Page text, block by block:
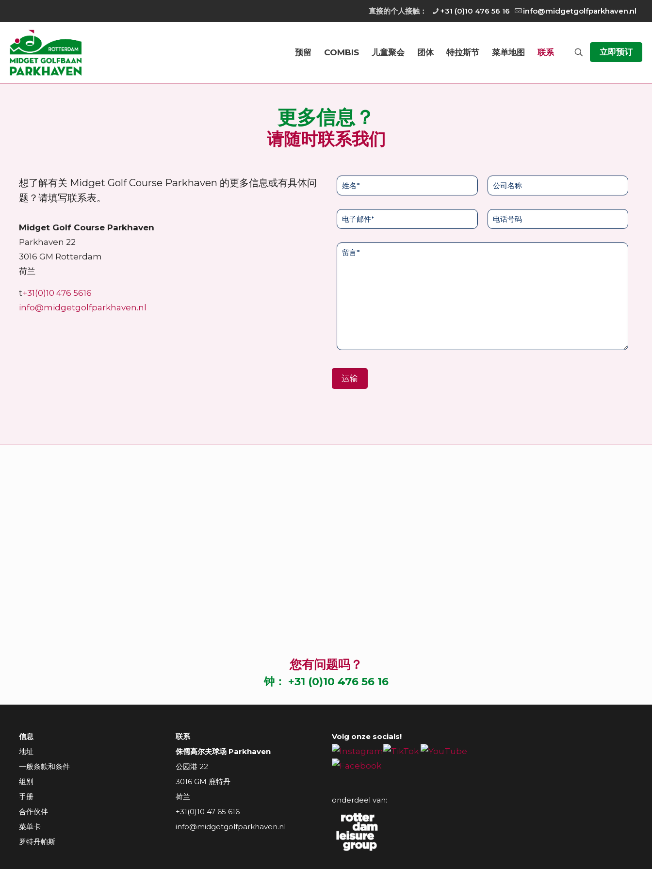
直接的个人接触： +31 (0)10 476 56 16 info@midgetgolfparkhaven.nl
预留 COMBIS 儿童聚会 团体 特拉斯节 菜单地图 联系 立即预订
更多信息？
请随时联系我们
想了解有关 Midget Golf Course Parkhaven 的更多信息或有具体问
题？请填写联系表。
Midget Golf Course Parkhaven
Parkhaven 22
3016 GM Rotterdam
荷兰
t+31(0)10 476 5616
info@midgetgolfparkhaven.nl
您有问题吗？
钟： +31 (0)10 476 56 16
信息
地址
一般条款和条件
组别
手册
合作伙伴
菜单卡
罗特丹帕斯
联系
侏儒高尔夫球场 Parkhaven
公园港 22
3016 GM 鹿特丹
荷兰
+31(0)10 47 65 616
info@midgetgolfparkhaven.nl
Volg onze socials!
onderdeel van: